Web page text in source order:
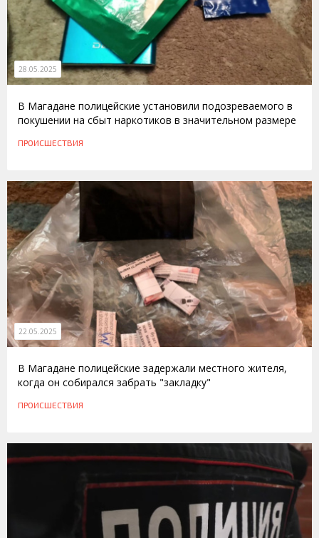
28.05.2025
В Магадане полицейские установили подозреваемого в
покушении на сбыт наркотиков в значительном размере
ПРОИСШЕСТВИЯ
22.05.2025
В Магадане полицейские задержали местного жителя,
когда он собирался забрать "закладку"
ПРОИСШЕСТВИЯ